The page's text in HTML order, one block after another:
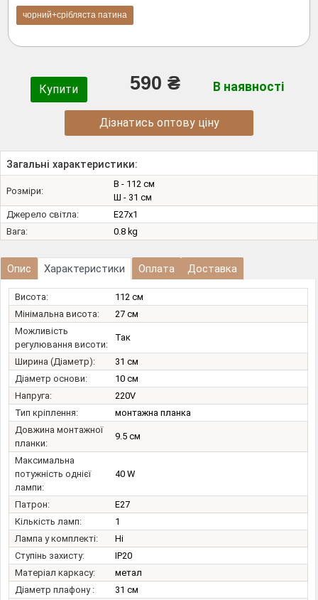
чорний+срібляста патина
Купити 590 ₴ В наявності
Дізнатись оптову ціну
Загальні характеристики:
Розміри:
В - 112 см
Ш - 31 см
Джерело світла:
E27х1
Вага:
0.8 kg
Опис Характеристики Оплата Доставка
Висота:
112 см
Мінімальна висота:
27 см
Можливість
регулювання висоти:
Так
Ширина (Діаметр):
31 см
Діаметр основи:
10 см
Напруга:
220V
Тип кріплення:
монтажна планка
Довжина монтажної
планки:
9.5 см
Максимальна
потужність однієї
лампи:
40 W
Патрон:
E27
Кількість ламп:
1
Лампа у комплекті:
Ні
Ступінь захисту:
IP20
Матеріал каркасу:
метал
Діаметр плафону :
31 см